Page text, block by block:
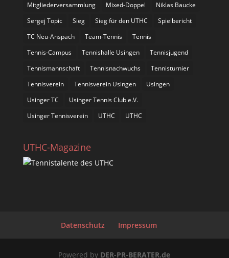
Mitgliederversammlung
Mixed-Doppel
Niklas Baucke
Sergej Topic
Sieg Sieg für den UTHC
Spielbericht
TC Neu-Anspach
Team-Tennis
Tennis
Tennis-Campus
Tennishalle Usingen
Tennisjugend
Tennismannschaft
Tennisnachwuchs
Tennisturnier
Tennisverein
Tennisverein Usingen
Usingen
Usinger TC
Usinger Tennis Club e.V.
Usinger Tennisverein
UTHC UTHC
UTHC-Magazine
Datenschutz Impressum
Powered by DER-PR-BERATER.de